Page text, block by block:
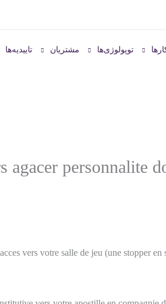
توپولوژی‌ها مشتریان تاییدیه‌ها
agacer personnalite
vers votre salle de jeu (une stopper